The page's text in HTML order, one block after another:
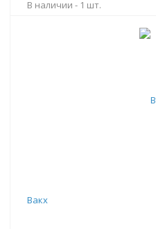
В наличии - 1 шт.
Вакх